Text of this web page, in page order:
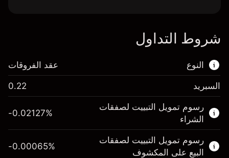
شروط التداول
النوع
هذا السوق المالي متاح للتداول من خلال عقود
الفروقات.
اعرف المزيد عن:
عقود الفروقات
عقد الفروقات
السبريد 0.22
رسوم تمويل التبييت لصفقات
الشراء
-0.02127%
رسوم تمويل التبييت لصفقات
البيع على المكشوف
-0.00065%